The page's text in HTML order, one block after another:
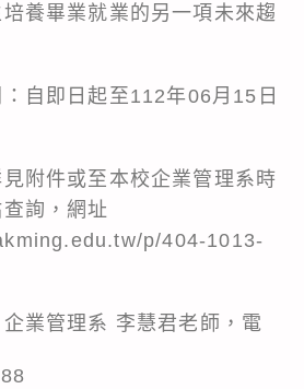
養畢業就業的另一項未來趨
自即日起至112年06月15日
附件或至本校企業管理系時
詢，網址
p/404-1013-
業管理系 李慧君老師，電